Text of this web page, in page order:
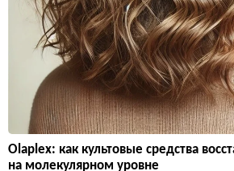
Olaplex: как культовые средства
на молекулярном уровне